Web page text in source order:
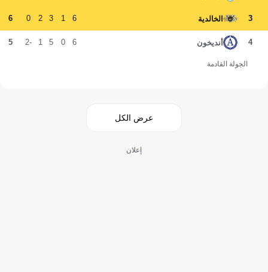
3 الخالدية 6
1
3
2
0
6
4 أنديخون 6
0
5
1
-2
5
الجولة القادمة
عرض الكل
إعلان